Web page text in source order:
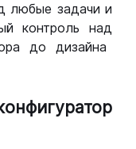
любые задачи и
контроль над
до дизайна